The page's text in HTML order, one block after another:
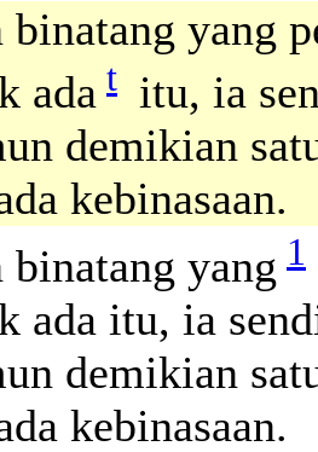
binatang yang
ada t itu, ia
demikian
kebinasaan.
binatang yang 1
ada itu, ia
demikian
kebinasaan.